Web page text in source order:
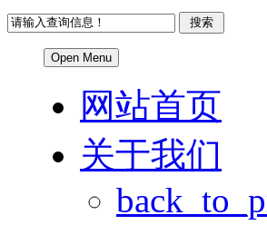
Open Menu
网站首页
关于我们